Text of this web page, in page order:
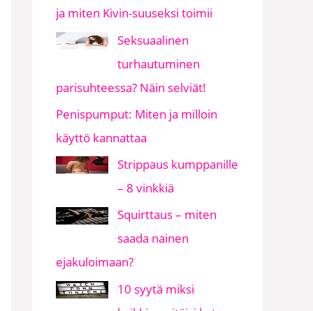
ja miten Kivin-suuseksi toimii
Seksuaalinen
turhautuminen
parisuhteessa? Näin selviät!
Penispumput: Miten ja milloin
käyttö kannattaa
Strippaus kumppanille
– 8 vinkkiä
Squirttaus – miten
saada nainen
ejakuloimaan?
10 syytä miksi